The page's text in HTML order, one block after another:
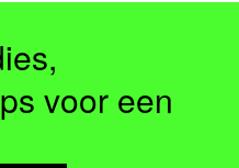
voor een